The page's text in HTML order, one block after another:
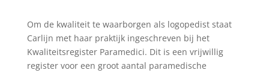
Om de kwaliteit te waarborgen als logopedist staat
Carlijn met haar praktijk ingeschreven bij het
Kwaliteitsregister Paramedici. Dit is een vrijwillig
register voor een groot aantal paramedische